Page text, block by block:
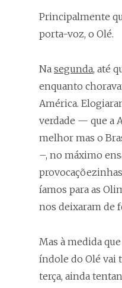
Principalmente
porta-voz, o Olé.
Na segunda, até
enquanto
América.
verdade — que a
melhor mas o
–, no máximo
íamos para as
nos deixaram de
Mas à medida
índole do Olé vai
terça, ainda